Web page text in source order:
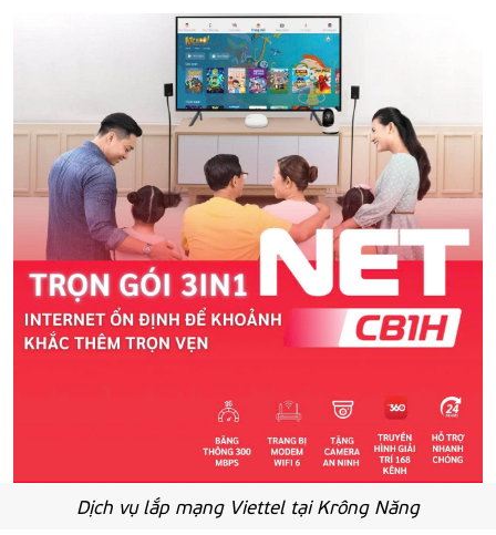
Dịch vụ lắp mạng Viettel tại Krông Năng